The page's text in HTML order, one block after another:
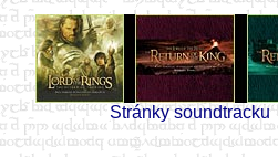
Stránky soundtracku